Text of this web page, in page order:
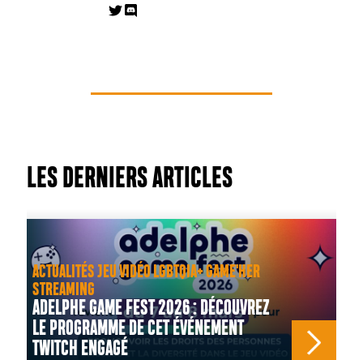
LES DERNIERS ARTICLES
ACTUALITÉS JEU VIDÉO LGBTQIA+ GAME'HER
STREAMING
ADELPHE GAME FEST 2026 : DÉCOUVREZ
LE PROGRAMME DE CET ÉVÉNEMENT
TWITCH ENGAGÉ